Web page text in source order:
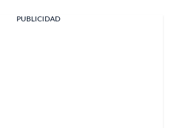
PUBLICIDAD